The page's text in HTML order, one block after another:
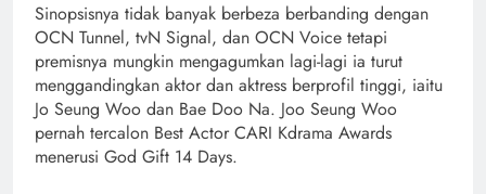
Sinopsisnya tidak banyak berbeza berbanding dengan
OCN Tunnel, tvN Signal, dan OCN Voice tetapi
premisnya mungkin mengagumkan lagi-lagi ia turut
menggandingkan aktor dan aktress berprofil tinggi, iaitu
Jo Seung Woo dan Bae Doo Na. Joo Seung Woo
pernah tercalon Best Actor CARI Kdrama Awards
menerusi God Gift 14 Days.